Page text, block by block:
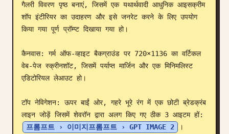
ब्लॉगगैलरी विवरण पृष्ठ बनाएं, जिसमें एक यथार्थवादी आधुनिक आइसक्रीम
शॉप इंटीरियर का उदाहरण और इसे जनरेट करने के लिए उपयोग
किया गया पूर्ण प्रॉम्प्ट दिखाया गया हो।
कैनवास: गर्म ऑफ-व्हाइट बैकग्राउंड पर 720×1136 का वर्टिकल
वेब-पेज स्क्रीनशॉट, जिसमें पर्याप्त मार्जिन और एक मिनिमलिस्ट
एडिटोरियल लेआउट हो।
टॉप नेविगेशन: ऊपर बाईं ओर, गहरे भूरे रंग में एक छोटी ब्रेडक्रंब
लाइन जोड़ें जिसमें शेवरॉन द्वारा अलग किए गए ठीक 3 आइटम हों:
프롬프트 › 이미지프롬프트 › GPT IMAGE 2
।